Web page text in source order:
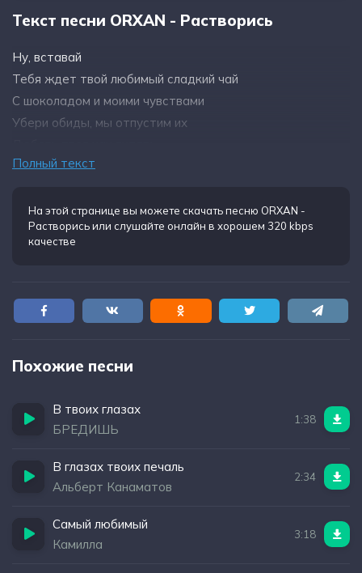
Текст песни ORXAN - Растворись
Ну, вставай
Тебя ждет твой любимый сладкий чай
С шоколадом и моими чувствами
Убери обиды, мы отпустим их
И я таю как снег в январь
Как рай в глазах твоих
Полный текст
На этой странице вы можете скачать песню ORXAN -
Растворисьили слушайте онлайн в хорошем 320 kbps
качестве
Похожие песни
В твоих глазах
БРЕДИШЬ
1:38
В глазах твоих печаль
Альберт Канаматов
2:34
Самый любимый
Камилла
3:18